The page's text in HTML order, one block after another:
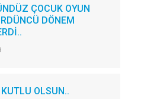
ÇOCUK OYUN
DÖNEM
OLSUN..